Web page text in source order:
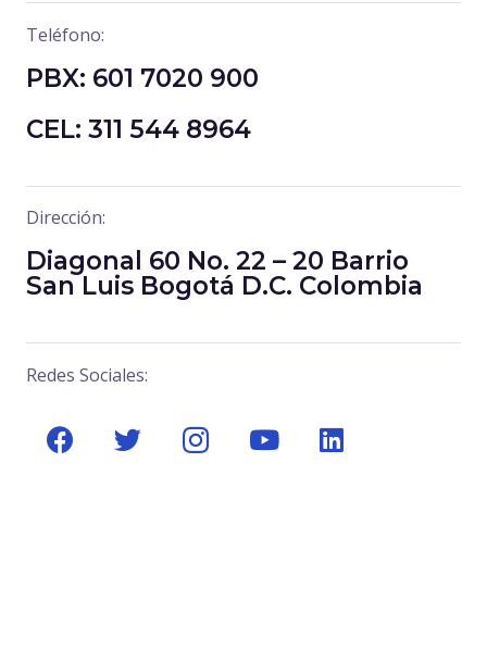
Teléfono:
PBX: 601 7020 900
CEL: 311 544 8964
Dirección:
Diagonal 60 No. 22 – 20 Barrio
San Luis Bogotá D.C. Colombia
Redes Sociales: